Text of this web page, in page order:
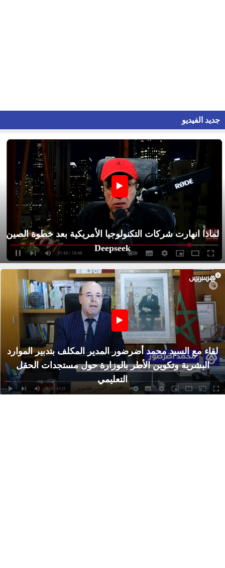
جديد الفيديو
لماذا انهارت شركات التكنولوجيا الأمريكية بعد خطوة الصين
Deepseek
لقاء مع السيد محمد أضرضور المدير المكلف بتدبير الموارد
البشرية وتكوين الأطر بالوزارة حول مستجدات الحقل
التعليمي